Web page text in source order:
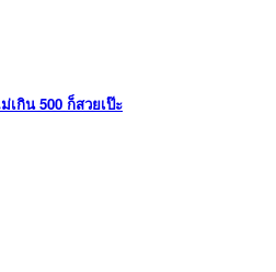
กิน 500 ก็สวยเป๊ะ